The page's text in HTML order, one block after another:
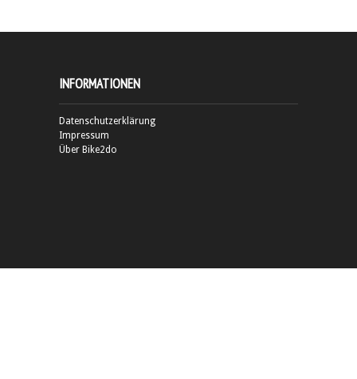
INFORMATIONEN
Datenschutzerklärung
Impressum
Über Bike2do